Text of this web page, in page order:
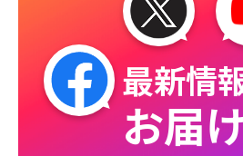
最新情
お届